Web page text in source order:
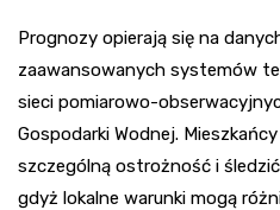
Prognozy opierają się na
zaawansowanych systemów
sieci pomiarowo-
Gospodarki Wodnej.
szczególną ostrożność i
gdyż lokalne warunki mogą